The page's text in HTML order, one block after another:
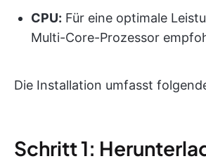
CPU: Für eine optimale
Multi-Core-Prozessor
Die Installation umfasst
Schritt 1: